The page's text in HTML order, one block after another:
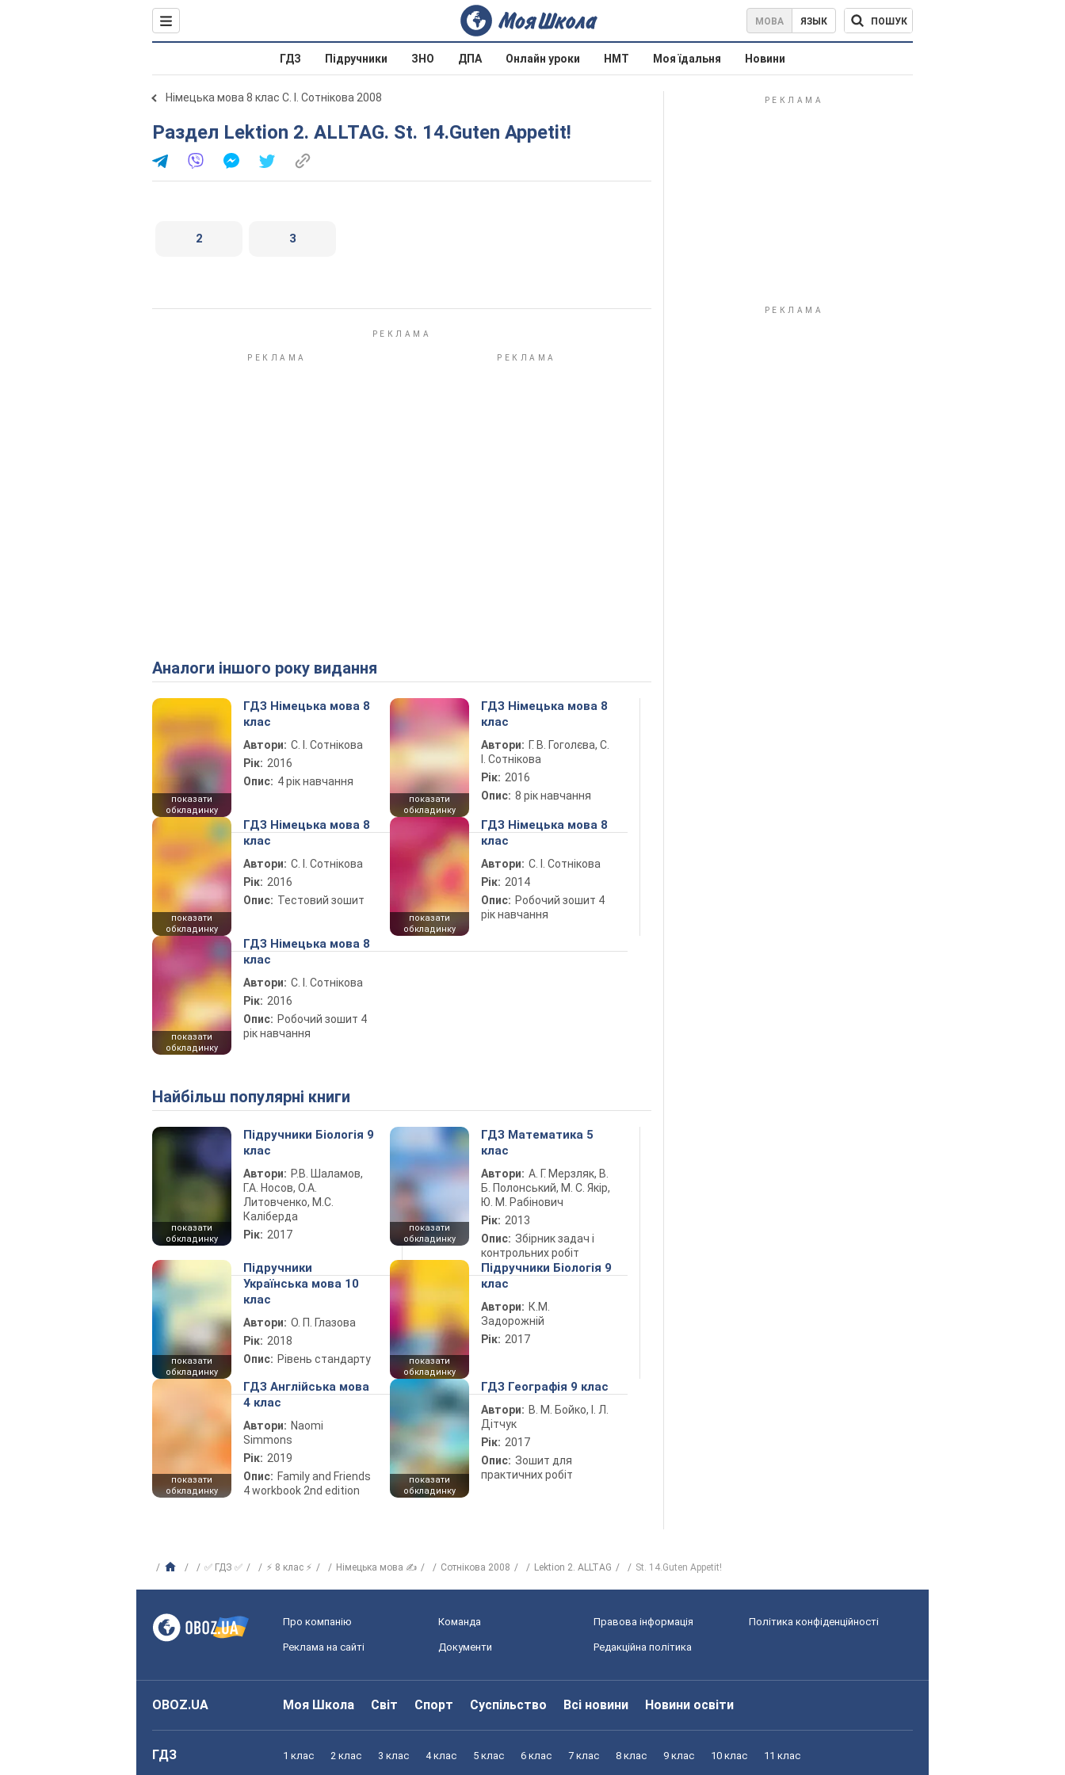
МОВА ЯЗЫК ПОШУК
ГДЗ Підручники ЗНО ДПА Онлайн уроки НМТ Моя їдальня Новини
Німецька мова 8 клас С. І. Сотнікова 2008
Раздел Lektion 2. ALLTAG. St. 14.Guten Appetit!
2 3
Аналоги іншого року видання
показати
обкладинку
ГДЗ Німецька мова 8
клас
Автори: С. І. Сотнікова
Рік: 2016
Опис: 4 рік навчання
показати
обкладинку
ГДЗ Німецька мова 8
клас
Автори: Г. В. Гоголєва, С.
І. Сотнікова
Рік: 2016
Опис: 8 рік навчання
показати
обкладинку
ГДЗ Німецька мова 8
клас
Автори: С. І. Сотнікова
Рік: 2016
Опис: Тестовий зошит
показати
обкладинку
ГДЗ Німецька мова 8
клас
Автори: С. І. Сотнікова
Рік: 2014
Опис: Робочий зошит 4
рік навчання
показати
обкладинку
ГДЗ Німецька мова 8
клас
Автори: С. І. Сотнікова
Рік: 2016
Опис: Робочий зошит 4
рік навчання
Найбільш популярні книги
показати
обкладинку
Підручники Біологія 9
клас
Автори: Р.В. Шаламов,
Г.А. Носов, О.А.
Литовченко, М.С.
Каліберда
Рік: 2017
показати
обкладинку
ГДЗ Математика 5
клас
Автори: А. Г. Мерзляк, В.
Б. Полонський, М. С. Якір,
Ю. М. Рабінович
Рік: 2013
Опис: Збірник задач і
контрольних робіт
показати
обкладинку
Підручники
Українська мова 10
клас
Автори: О. П. Глазова
Рік: 2018
Опис: Рівень стандарту
показати
обкладинку
Підручники Біологія 9
клас
Автори: К.М.
Задорожній
Рік: 2017
показати
обкладинку
ГДЗ Англійська мова
4 клас
Автори: Naomi
Simmons
Рік: 2019
Опис: Family and Friends
4 workbook 2nd edition
показати
обкладинку
ГДЗ Географія 9 клас
Автори: В. М. Бойко, І. Л.
Дітчук
Рік: 2017
Опис: Зошит для
практичних робіт
✅ ГДЗ ✅ ⚡ 8 клас ⚡ Німецька мова ✍ Сотнікова 2008 Lektion 2. ALLTAG St. 14.Guten Appetit!
Про компанію Команда Правова інформація Політика конфіденційності
Реклама на сайті Документи Редакційна політика
OBOZ.UA Моя Школа Світ Спорт Суспільство Всі новини Новини освіти
ГДЗ 1 клас 2 клас 3 клас 4 клас 5 клас 6 клас 7 клас 8 клас 9 клас 10 клас 11 клас